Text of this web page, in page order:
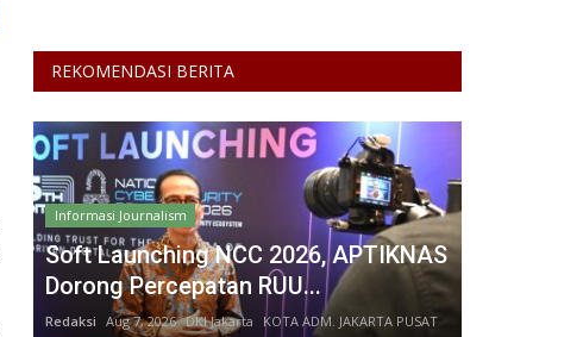
REKOMENDASI BERITA
Informasi Journalism
Soft Launching NCC 2026, APTIKNAS
Dorong Percepatan RUU...
Redaksi Aug 7, 2026 DKI Jakarta
KOTA ADM. JAKARTA PUSAT